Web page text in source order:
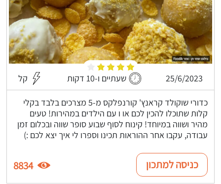
25/6/2023 שעתיים ו-10 דקות קל
כדורי שוקולד קראנץ' קורנפלקס מ-5 מצרכים בלבד בקלי
קלות שתוכלו להכין לכם או ו עם הילדים במהירות! טעים
מהיר ושווה במיוחד! קינוח לסוף שבוע סופר שווה ובכלום זמן
עבודה, עקבו אחר ההוראות תכינו וספרו לי איך יצא לכם :)
כניסה למתכון 8834